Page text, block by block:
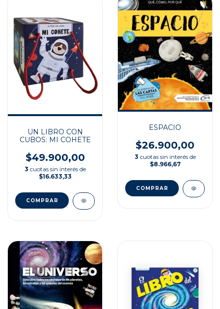
UN LIBRO CON
CUBOS: MI COHETE
$49.900,00
3 cuotas sin interés de
$16.633,33
ESPACIO
$26.900,00
3 cuotas sin interés de
$8.966,67